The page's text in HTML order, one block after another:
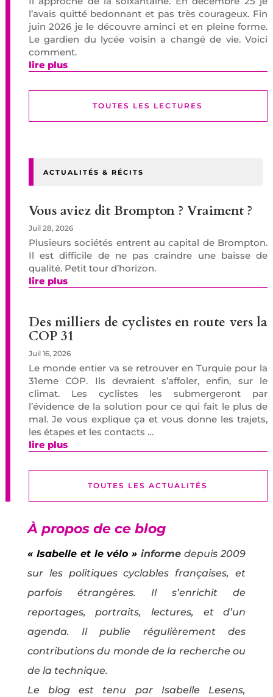
l’avais quitté bedonnant et pas très courageux. Fin
juin 2026 je le découvre aminci et en pleine forme.
Le gardien du lycée voisin a changé de vie. Voici
comment.
lire plus
TOUTES LES LECTURES
ACTUALITÉS & RÉCITS
Vous aviez dit Brompton ? Vraiment ?
Juil 28, 2026
Plusieurs sociétés entrent au capital de Brompton.
Il est difficile de ne pas craindre une baisse de
qualité. Petit tour d’horizon.
lire plus
Des milliers de cyclistes en route vers la
COP 31
Juil 16, 2026
Le monde entier va se retrouver en Turquie pour la
31eme COP. Ils devraient s’affoler, enfin, sur le
climat. Les cyclistes les submergeront par
l’évidence de la solution pour ce qui fait le plus de
mal. Je vous explique ça et vous donne les trajets,
les étapes et les contacts …
lire plus
TOUTES LES ACTUALITÉS
À propos de ce blog
« Isabelle et le vélo » informe depuis 2009
sur les politiques cyclables françaises, et
parfois étrangères. Il s’enrichit de
reportages, portraits, lectures, et d’un
agenda. Il publie régulièrement des
contributions du monde de la recherche ou
de la technique.
Le blog est tenu par Isabelle Lesens,